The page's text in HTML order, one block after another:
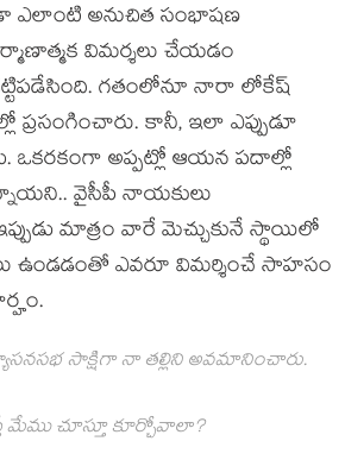
ఎలాంటి అనుచిత సంభాష‌ణ
విమ‌ర్శ‌లు చేయ‌డం
గ‌తంలోనూ నారా లోకేష్
ప్ర‌సంగించారు. కానీ, ఇలా ఎప్పుడూ
ఒక‌ర‌కంగా అప్ప‌ట్లో ఆయ‌న ప‌దాల్లో
వైసీపీ నాయ‌కులు
మాత్రం వారే మెచ్చుకునే స్థాయిలో
ఉండ‌డంతో ఎవ‌రూ విమ‌ర్శించే సాహ‌సం
సాక్షిగా నా తల్లిని అవమానించారు.
చూస్తూ కూర్చోవాలా?